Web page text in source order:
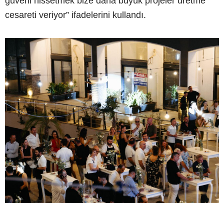
cesareti veriyor” ifadelerini kullandı.